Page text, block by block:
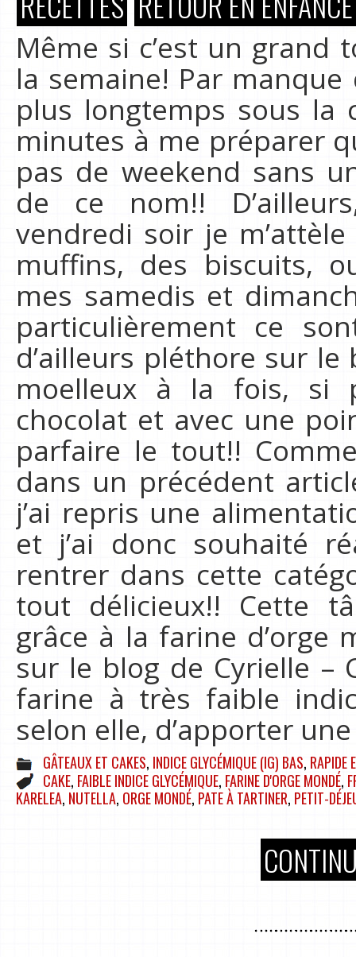
Même si c’est un grand
la semaine! Par
plus longtemps sous la
minutes à me préparer
pas de weekend sans
de ce nom!!
vendredi soir je
muffins, des biscuits,
mes samedis et
particulièrement ce
d’ailleurs pléthore sur le
moelleux à la fois, si
chocolat et avec une
parfaire le tout!!
dans un précédent
j’ai repris une
et j’ai donc souhaité
rentrer dans cette
tout délicieux!! Cette
grâce à la farine d’orge
sur le blog de Cyrielle –
farine à très faible
selon elle, d’apporter
GÂTEAUX ET CAKES, INDICE GLYCÉMIQUE (IG) BAS, RAPIDE
CAKE, FAIBLE INDICE GLYCÉMIQUE, FARINE D'ORGE MONDÉ,
KARELEA, NUTELLA, ORGE MONDÉ, PATE À TARTINER, PETIT-